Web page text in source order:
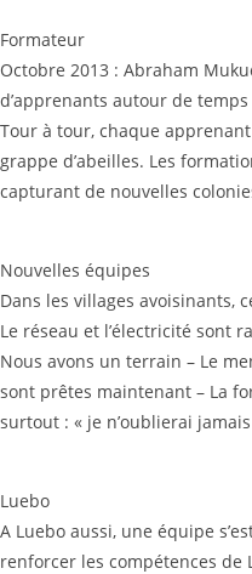
Formateur
Octobre 2013 : Abraham
d’apprenants autour de
Tour à tour, chaque
grappe d’abeilles. Les
capturant de nouvelles
Nouvelles équipes
Dans les villages avoisinants,
Le réseau et l’électricité sont
Nous avons un terrain – Le
sont prêtes maintenant – La
surtout : « je n’oublierai
Luebo
A Luebo aussi, une équipe
renforcer les compétences